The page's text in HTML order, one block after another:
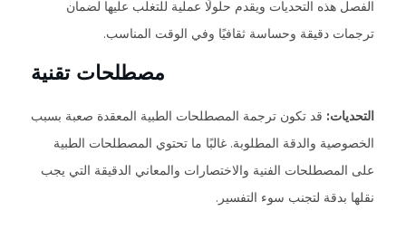
الفصل هذه التحديات ويقدم حلولًا عملية للتغلب عليها لضمان
ترجمات دقيقة وحساسة ثقافيًا وفي الوقت المناسب.
مصطلحات تقنية
التحديات: قد تكون ترجمة المصطلحات الطبية المعقدة صعبة بسبب
الخصوصية والدقة المطلوبة. غالبًا ما تحتوي المصطلحات الطبية
على المصطلحات الفنية والاختصارات والمعاني الدقيقة التي يجب
نقلها بدقة لتجنب سوء التفسير.